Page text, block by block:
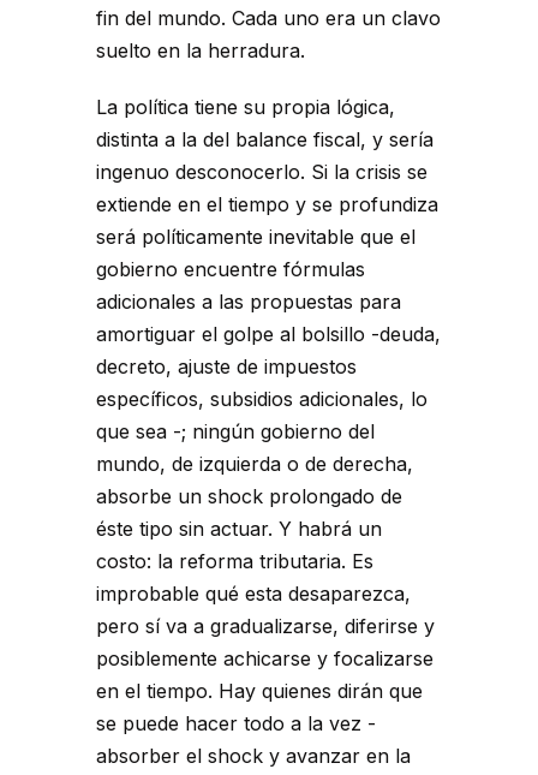
fin del mundo. Cada uno era un clavo
suelto en la herradura.
La política tiene su propia lógica,
distinta a la del balance fiscal, y sería
ingenuo desconocerlo. Si la crisis se
extiende en el tiempo y se profundiza
será políticamente inevitable que el
gobierno encuentre fórmulas
adicionales a las propuestas para
amortiguar el golpe al bolsillo -deuda,
decreto, ajuste de impuestos
específicos, subsidios adicionales, lo
que sea -; ningún gobierno del
mundo, de izquierda o de derecha,
absorbe un shock prolongado de
éste tipo sin actuar. Y habrá un
costo: la reforma tributaria. Es
improbable qué esta desaparezca,
pero sí va a gradualizarse, diferirse y
posiblemente achicarse y focalizarse
en el tiempo. Hay quienes dirán que
se puede hacer todo a la vez -
absorber el shock y avanzar en la